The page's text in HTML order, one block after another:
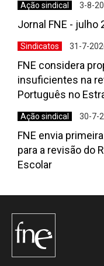
Ação sindical 3-8-
Jornal FNE - julho
Sindicatos 31-7-
FNE considera
insuficientes na
Português no
Ação sindical 30-7-
FNE envia
para a revisão do
Escolar